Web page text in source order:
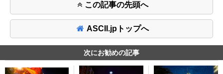
この記事の先頭へ
ASCII.jpトップへ
次にお勧めの記事